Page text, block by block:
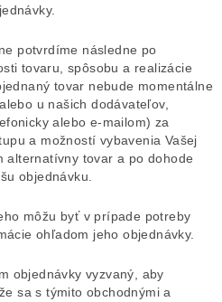
potvrdíme následne po
tovaru, spôsobu a realizácie
tovar nebude momentálne
u našich dodávateľov,
alebo e-mailom) za
a možností vybavenia Vašej
alternatívny tovar a po dohode
objednávku.
môžu byť v prípade potreby
ohľadom jeho objednávky.
objednávky vyzvaný, aby
sa s týmito obchodnými a